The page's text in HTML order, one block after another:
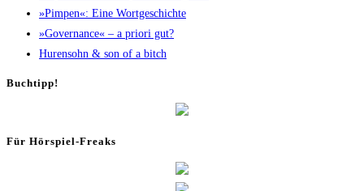
»Pim­pen«: Eine Wortgeschichte
»Gover­nan­ce« – a prio­ri gut?
Huren­sohn & son of a bitch
Buch­tipp!
Für Hör­spiel-Freaks